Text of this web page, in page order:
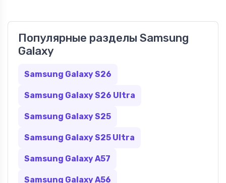
Популярные разделы Samsung
Galaxy
Samsung Galaxy S26
Samsung Galaxy S26 Ultra
Samsung Galaxy S25
Samsung Galaxy S25 Ultra
Samsung Galaxy A57
Samsung Galaxy A56